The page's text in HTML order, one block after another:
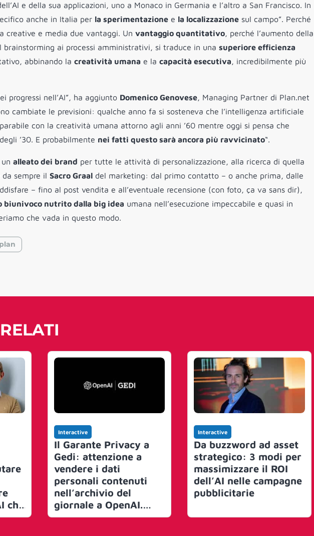
e della sua applicazioni, uno a Monaco in Germania e l’altro a San Francisco. In
anche in Italia per la sperimentazione e la localizzazione sul campo”. Perché
creative e media due vantaggi. Un vantaggio quantitativo, perché l’aumento della
ai processi amministrativi, si traduce in una superiore efficienza
abbinando la creatività umana e la capacità esecutiva, incredibilmente più
progressi nell’AI”, ha aggiunto Domenico Genovese, Managing Partner di Plan.net
cambiate le previsioni: qualche anno fa si sosteneva che l’intelligenza artificiale
con la creatività umana attorno agli anni ’60 mentre oggi si pensa che
’30. E probabilmente nei fatti questo sarà ancora più ravvicinato“.
alleato dei brand per tutte le attività di personalizzazione, alla ricerca di quella
da sempre il Sacro Graal del marketing: dal primo contatto – o anche prima, dalle
– fino al post vendita e all’eventuale recensione (con foto, ça va sans dir),
biunivoco nutrito dalla big idea umana nell’esecuzione impeccabile e quasi in
che vada in questo modo.
che
in
Interactive
Il Garante Privacy a
Gedi: attenzione a
vendere i dati
personali contenuti
nell’archivio del
giornale a OpenAI.
Possibile rischio per i
Interactive
Da buzzword ad asset
strategico: 3 modi per
massimizzare il ROI
dell’AI nelle campagne
pubblicitarie